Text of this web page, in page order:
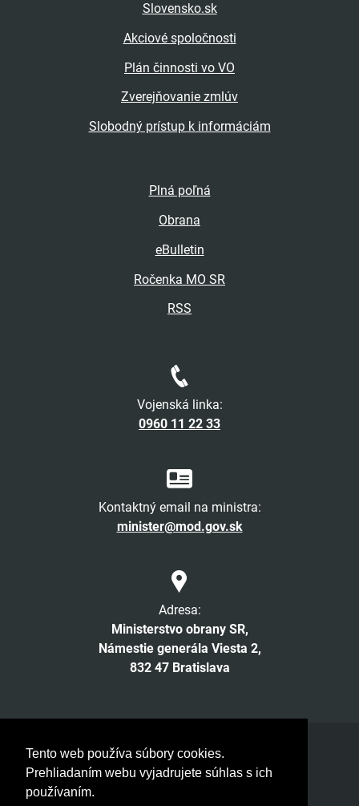
Tento web používa súbory cookies.
Prehliadaním webu vyjadrujete súhlas s ich
používaním.
Slovensko.sk
Akciové spoločnosti
Plán činnosti vo VO
Zverejňovanie zmlúv
Slobodný prístup k informáciám
Plná poľná
Obrana
eBulletin
Ročenka MO SR
RSS
Vojenská linka:
0960 11 22 33
Kontaktný email na ministra:
minister@mod.gov.sk
Adresa:
Ministerstvo obrany SR,
Námestie generála Viesta 2,
832 47 Bratislava
Facebook
TwitterInstagram
YouTube